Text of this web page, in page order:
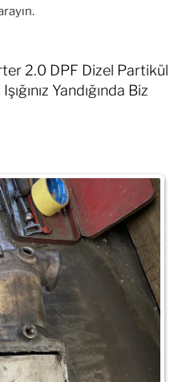
2.0 DPF Dizel Partikül
Yandığında Biz